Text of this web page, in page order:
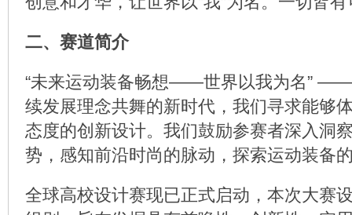
二、赛道简介
“未来运动装备畅想——世界以我为名” ——
续发展理念共舞的新时代，我们寻求能够
态度的创新设计。我们鼓励参赛者深入洞
势，感知前沿时尚的脉动，探索运动装备
全球高校设计赛现已正式启动，本次大赛